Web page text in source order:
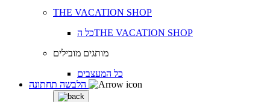
THE VACATION SHOP
כל הTHE VACATION SHOP
מותגים מובילים
כל המעצבים